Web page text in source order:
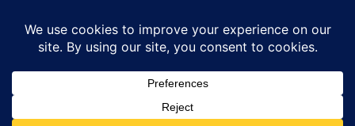
quer mesmo é saber de tudo, desde a final do Brasileirão até a 5a rodada do
Peruano, com a mesma seriedade e com a mesma paixão.Leia Mais
Entre em contato conosco:comercial@futebolatino.com.br
© Futebol Latino - Todos os Direitos Reservados - 2021